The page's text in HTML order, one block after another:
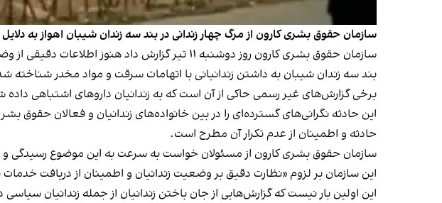
سازمان حقوق بشری کارون از مرگ چهار زندانی در بند سه زندان شیبان اهواز به دلایل نامشخص و انتقال ۱۵ زندانی دیگر از
سازمان حقوق بشری کارون روز دوشنبه ۱۱ تیر گزارش داد هنوز اطلاعات دقیقی از وضعیت سلامتی زندانیانی که به بیمارستان منتقل شده‌اند، در دسترس نیست.
بند سه زندان شیبان به داشتن زندانیانی با اتهامات سرقت و مواد مخدر شناخته
برخی گزارش‌های غیر‌ رسمی حاکی از آن است که به زندانیان داروهای اشتباهی
این حادثه نگرانی‌های گسترده‌ای را در بین خانواده‌های زندانیان و فعالان
حادثه و اطمینان از عدم تکرار آن مطرح است.
سازمان حقوق بشری کارون از مسئولان خواست به سرعت به این موضوع رسیدگی و
این سازمان بر لزوم «نظارت دقیق بر وضعیت زندانیان و اطمینان از دریافت
این اولین بار نیست که گزارش‌هایی از جان باختن زندانیان از جمله زندانیان